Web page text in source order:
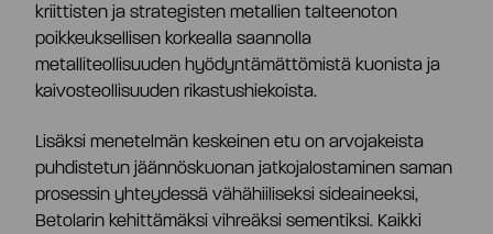
Teknologia
Riskit ja epävarmuustekijät
Omistajat
Hallituksen valtuutukset
Yhtiöjärjestys
Osakkeenomistajien nimitystoimikunta
kriittisten ja strategisten metallien talteenoton
poikkeuksellisen korkealla saannolla
metalliteollisuuden hyödyntämättömistä kuonista ja
kaivosteollisuuden rikastushiekoista.
Lisäksi menetelmän keskeinen etu on arvojakeista
puhdistetun jäännöskuonan jatkojalostaminen saman
prosessin yhteydessä vähähiiliseksi sideaineeksi,
Betolarin kehittämäksi vihreäksi sementiksi. Kaikki